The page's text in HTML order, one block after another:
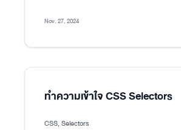
Nov. 27, 2024
ทำความเข้าใจ CSS Selectors
CSS, Selectors